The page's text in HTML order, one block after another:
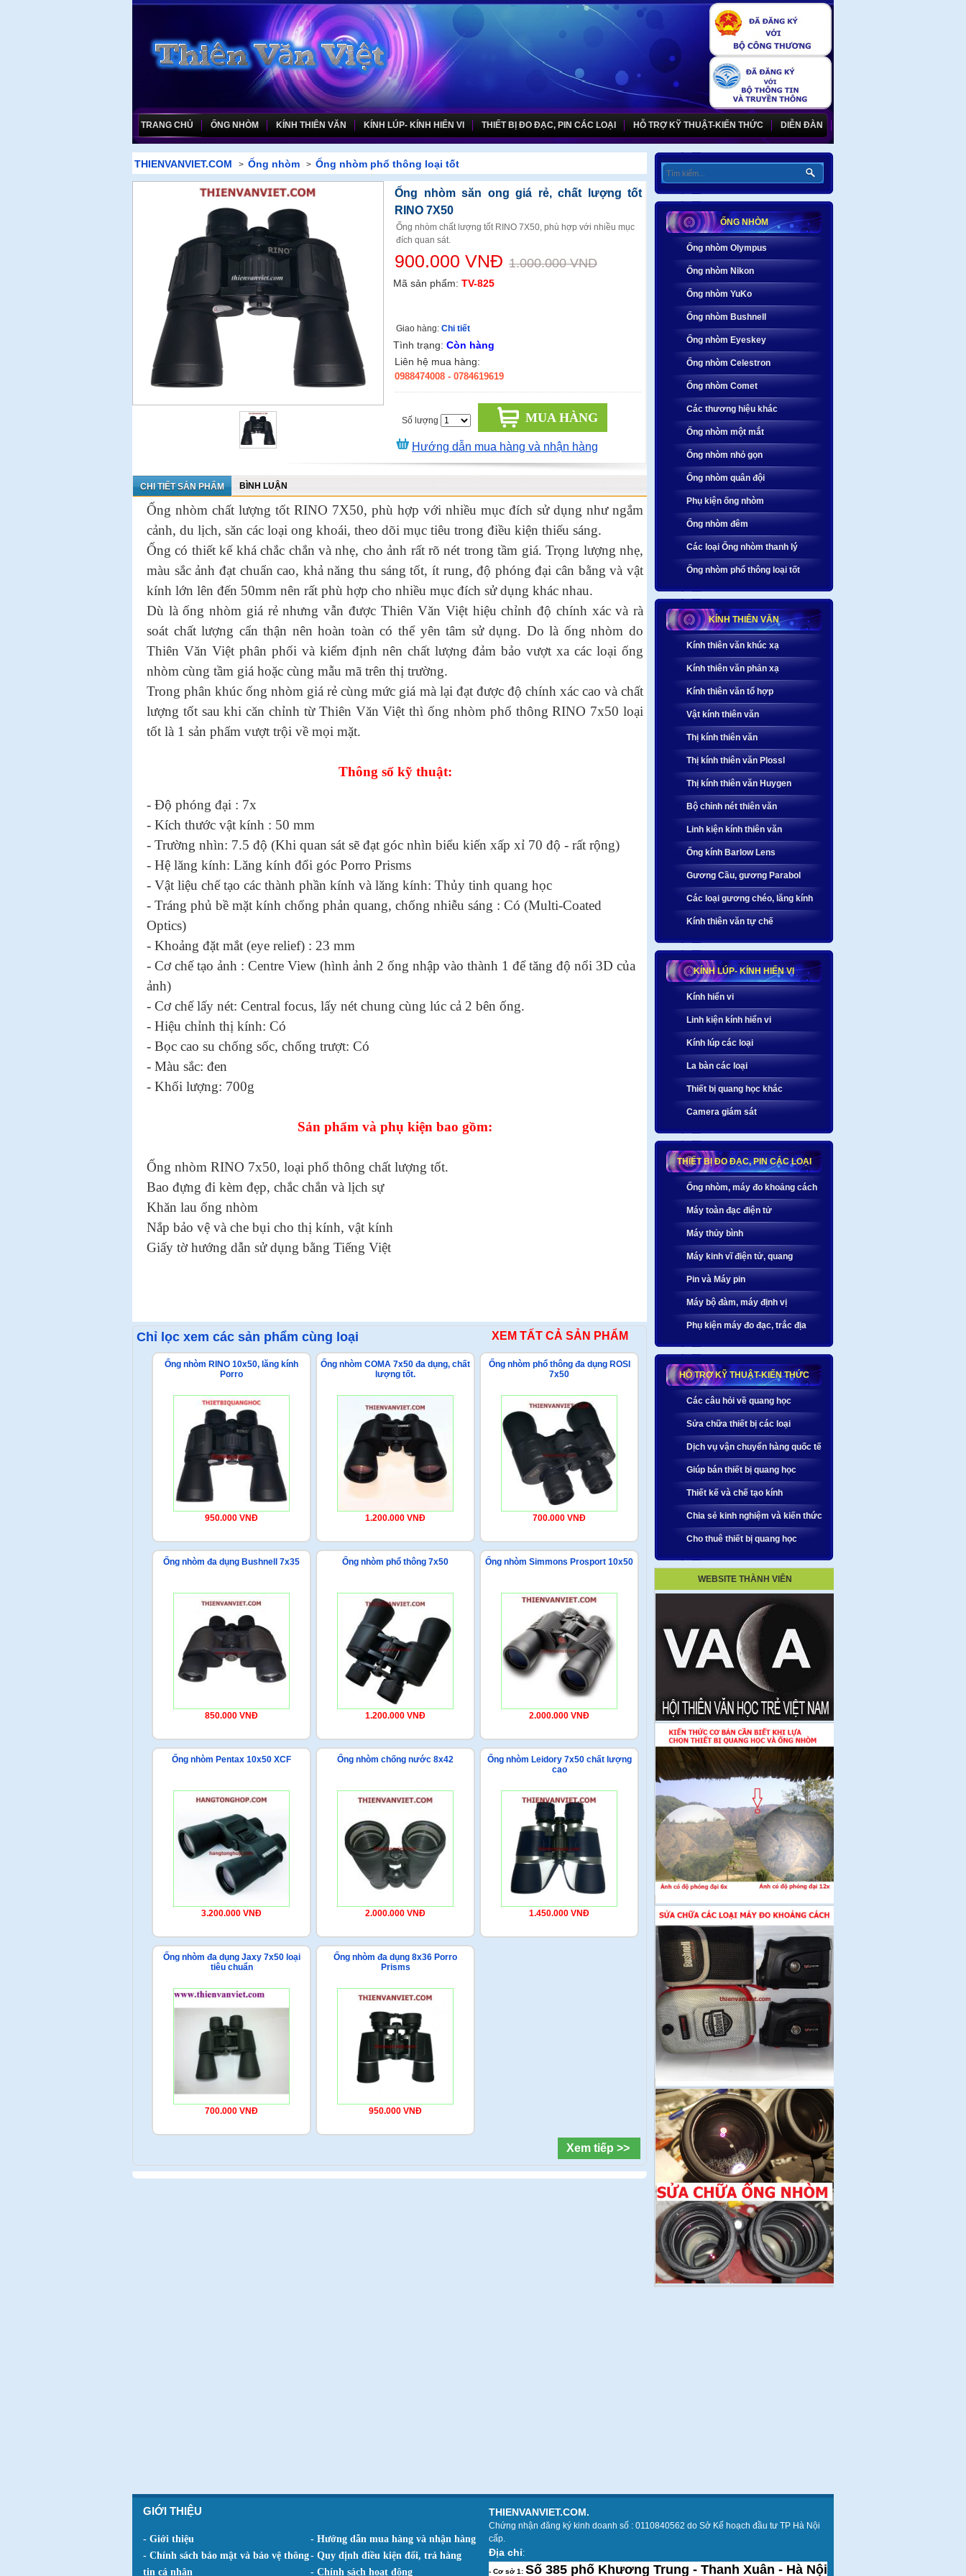
TRANG CHỦ ỐNG NHÒM KÍNH THIÊN VĂN KÍNH LÚP- KÍNH HIỂN VI THIẾT BỊ ĐO ĐẠC, PIN CÁC LOẠI HỖ TRỢ KỸ THUẬT-KIẾN THỨC DIỄN ĐÀN
THIENVANVIET.COM > Ống nhòm > Ống nhòm phổ thông loại tốt
Ống nhòm săn ong giá rẻ, chất lượng tốt
RINO 7X50
Ống nhòm chất lượng tốt RINO 7X50, phù hợp với nhiều mục
đích quan sát.
900.000 VNĐ 1.000.000 VND
Mã sản phẩm: TV-825
Giao hàng: Chi tiết
Tình trạng: Còn hàng
Liên hệ mua hàng:
0988474008 - 0784619619
Số lượng MUA HÀNG
Hướng dẫn mua hàng và nhận hàng
CHI TIẾT SẢN PHẨM BÌNH LUẬN
Ống nhòm chất lượng tốt RINO 7X50, phù hợp với nhiều mục đích sử dụng như ngắm
cảnh, du lịch, săn các loại ong khoái, theo dõi mục tiêu trong điều kiện thiếu sáng.
Ống có thiết kế khá chắc chắn và nhẹ, cho ảnh rất rõ nét trong tầm giá. Trọng lượng nhẹ,
màu sắc ảnh đạt chuẩn cao, khả năng thu sáng tốt, ít rung, độ phóng đại cân bằng và vật
kính lớn lên đến 50mm nên rất phù hợp cho nhiều mục đích sử dụng khác nhau.
Dù là ống nhòm giá rẻ nhưng vẫn được Thiên Văn Việt hiệu chỉnh độ chính xác và rà
soát chất lượng cẩn thận nên hoàn toàn có thể yên tâm sử dụng. Do là ống nhòm do
Thiên Văn Việt phân phối và kiểm định nên chất lượng đảm bảo vượt xa các loại ống
nhòm cùng tầm giá hoặc cùng mẫu mã trên thị trường.
Trong phân khúc ống nhòm giá rẻ cùng mức giá mà lại đạt được độ chính xác cao và chất
lượng tốt sau khi căn chỉnh từ Thiên Văn Việt thì ống nhòm phổ thông RINO 7x50 loại
tốt là 1 sản phẩm vượt trội về mọi mặt.
Thông số kỹ thuật:
- Độ phóng đại : 7x
- Kích thước vật kính : 50 mm
- Trường nhìn: 7.5 độ (Khi quan sát sẽ đạt góc nhìn biểu kiến xấp xỉ 70 độ - rất rộng)
- Hệ lăng kính: Lăng kính đổi góc Porro Prisms
- Vật liệu chế tạo các thành phần kính và lăng kính: Thủy tinh quang học
- Tráng phủ bề mặt kính chống phản quang, chống nhiễu sáng : Có (Multi-Coated
Optics)
- Khoảng đặt mắt (eye relief) : 23 mm
- Cơ chế tạo ảnh : Centre View (hình ảnh 2 ống nhập vào thành 1 để tăng độ nổi 3D của
ảnh)
- Cơ chế lấy nét: Central focus, lấy nét chung cùng lúc cả 2 bên ống.
- Hiệu chỉnh thị kính: Có
- Bọc cao su chống sốc, chống trượt: Có
- Màu sắc: đen
- Khối lượng: 700g
Sản phẩm và phụ kiện bao gồm:
Ống nhòm RINO 7x50, loại phổ thông chất lượng tốt.
Bao đựng đi kèm đẹp, chắc chắn và lịch sự
Khăn lau ống nhòm
Nắp bảo vệ và che bụi cho thị kính, vật kính
Giấy tờ hướng dẫn sử dụng bằng Tiếng Việt
Chỉ lọc xem các sản phẩm cùng loại XEM TẤT CẢ SẢN PHẨM
Ống nhòm RINO 10x50, lăng kính
Porro
950.000 VNĐ
Ống nhòm COMA 7x50 đa dụng, chất
lượng tốt.
1.200.000 VNĐ
Ống nhòm phổ thông đa dụng ROSI
7x50
700.000 VNĐ
Ống nhòm đa dụng Bushnell 7x35
850.000 VNĐ
Ống nhòm phổ thông 7x50
1.200.000 VNĐ
Ống nhòm Simmons Prosport 10x50
2.000.000 VNĐ
Ống nhòm Pentax 10x50 XCF
3.200.000 VNĐ
Ống nhòm chống nước 8x42
2.000.000 VNĐ
Ống nhòm Leidory 7x50 chất lượng
cao
1.450.000 VNĐ
Ống nhòm đa dụng Jaxy 7x50 loại
tiêu chuẩn
700.000 VNĐ
Ống nhòm đa dụng 8x36 Porro
Prisms
950.000 VNĐ
Xem tiếp >>
ỐNG NHÒM
Ống nhòm Olympus
Ống nhòm Nikon
Ống nhòm YuKo
Ống nhòm Bushnell
Ống nhòm Eyeskey
Ống nhòm Celestron
Ống nhòm Comet
Các thương hiệu khác
Ống nhòm một mắt
Ống nhòm nhỏ gọn
Ống nhòm quân đội
Phụ kiện ống nhòm
Ống nhòm đêm
Các loại Ống nhòm thanh lý
Ống nhòm phổ thông loại tốt
KÍNH THIÊN VĂN
Kính thiên văn khúc xạ
Kính thiên văn phản xạ
Kính thiên văn tổ hợp
Vật kính thiên văn
Thị kính thiên văn
Thị kính thiên văn Plossl
Thị kính thiên văn Huygen
Bộ chỉnh nét thiên văn
Linh kiện kính thiên văn
Ống kính Barlow Lens
Gương Cầu, gương Parabol
Các loại gương chéo, lăng kính
Kính thiên văn tự chế
KÍNH LÚP- KÍNH HIỂN VI
Kính hiển vi
Linh kiện kính hiển vi
Kính lúp các loại
La bàn các loại
Thiết bị quang học khác
Camera giám sát
THIẾT BỊ ĐO ĐẠC, PIN CÁC LOẠI
Ống nhòm, máy đo khoảng cách
Máy toàn đạc điện tử
Máy thủy bình
Máy kinh vĩ điện tử, quang
Pin và Máy pin
Máy bộ đàm, máy định vị
Phụ kiện máy đo đạc, trắc địa
HỖ TRỢ KỸ THUẬT-KIẾN THỨC
Các câu hỏi về quang học
Sửa chữa thiết bị các loại
Dịch vụ vận chuyển hàng quốc tế
Giúp bán thiết bị quang học
Thiết kế và chế tạo kính
Chia sẻ kinh nghiệm và kiến thức
Cho thuê thiết bị quang học
WEBSITE THÀNH VIÊN
GIỚI THIỆU
- Giới thiệu
- Hướng dẫn mua hàng và nhận hàng
- Chính sách bảo mật và bảo vệ thông
tin cá nhân
- Quy định điều kiện đổi, trả hàng
- Chính sách hoạt động
THIENVANVIET.COM.
Chứng nhận đăng ký kinh doanh số : 0110840562 do Sở Kế hoạch đầu tư TP Hà Nội
cấp.
Địa chỉ:
- Cơ sở 1: Số 385 phố Khương Trung - Thanh Xuân - Hà Nội